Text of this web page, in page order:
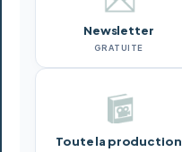
Newsletter
GRATUITE
Toute la production